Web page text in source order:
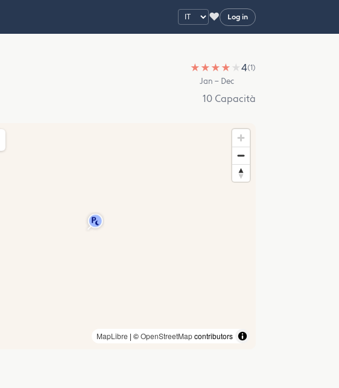
♥ Log in
★ ★ ★ ★ ★4(1)
Jan – Dec
10 Capacità
MapLibre | ©OpenStreetMapcontributors